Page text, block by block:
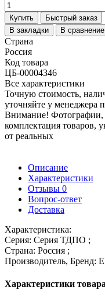
Купить
Быстрый заказ
В закладки
В сравнение
Страна
Россия
Код товара
ЦБ-00004346
Все характеристики
Точную стоимость,
уточняйте у менеджера
Внимание! Фотографии,
комплектация товаров,
от реальных
Описание
Характеристики
Отзывы 0
Вопрос-ответ
Доставка
Характеристика:
Серия: Серия ТДПО ;
Страна: Россия ;
Производитель, Бренд:
Характеристики товара